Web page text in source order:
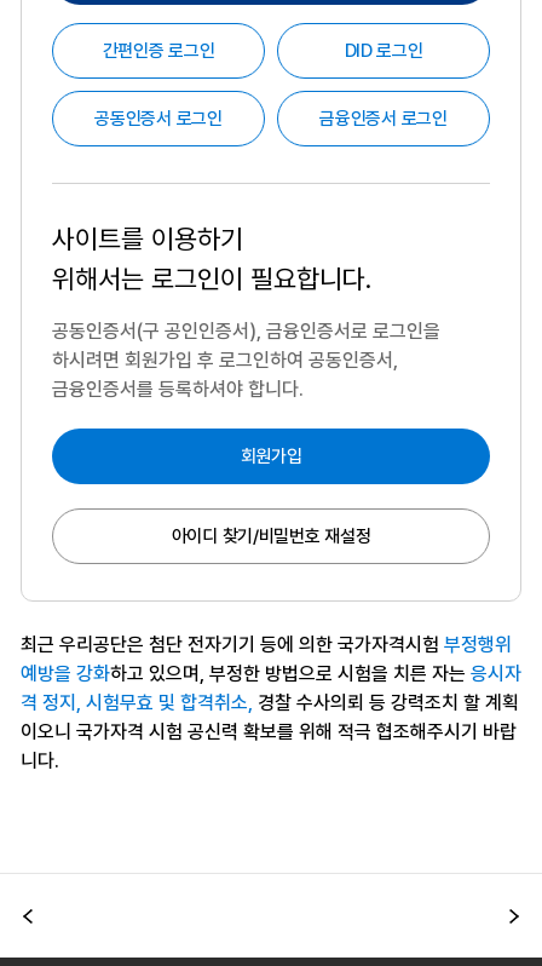
간편인증 로그인 DID 로그인
공동인증서 로그인 금융인증서 로그인
사이트를 이용하기
위해서는 로그인이 필요합니다.
공동인증서(구 공인인증서), 금융인증서로 로그인을
하시려면 회원가입 후 로그인하여 공동인증서,
금융인증서를 등록하셔야 합니다.
회원가입
아이디 찾기/비밀번호 재설정
최근 우리공단은 첨단 전자기기 등에 의한 국가자격시험 부정행위
예방을 강화하고 있으며, 부정한 방법으로 시험을 치른 자는 응시자
격 정지, 시험무효 및 합격취소, 경찰 수사의뢰 등 강력조치 할 계획
이오니 국가자격 시험 공신력 확보를 위해 적극 협조해주시기 바랍
니다.
이전